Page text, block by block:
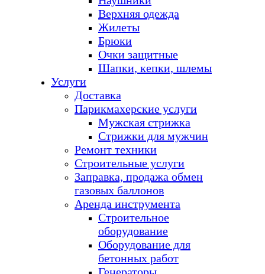
Верхняя одежда
Жилеты
Брюки
Очки защитные
Шапки, кепки, шлемы
Услуги
Доставка
Парикмахерские услуги
Мужская стрижка
Стрижки для мужчин
Ремонт техники
Строительные услуги
Заправка, продажа обмен
газовых баллонов
Аренда инструмента
Строительное
оборудование
Оборудование для
бетонных работ